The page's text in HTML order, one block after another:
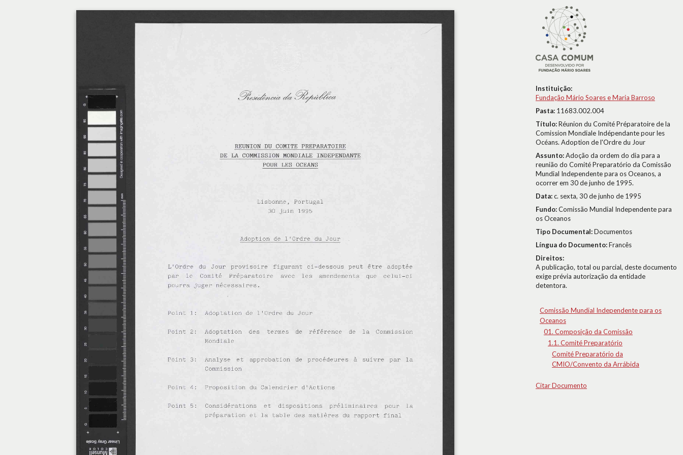
Instituição:
Fundação Mário Soares e Maria Barroso
Pasta: 11683.002.004
Título:Réunion du Comité Préparatoire de la
Comission Mondiale Indépendante pour les
Océans. Adoption de l'Ordre du Jour
Assunto:Adoção da ordem do dia para a
reunião do Comité Preparatório da Comissão
Mundial Independente para os Oceanos, a
ocorrer em 30 de junho de 1995.
Data:c. sexta, 30 de junho de 1995
Fundo:Comissão Mundial Independente para
os Oceanos
Tipo Documental:Documentos
Língua do Documento:Francês
Direitos:
A publicação, total ou parcial, deste documento
exige prévia autorização da entidade
detentora.
Comissão Mundial Independente para os
Oceanos
01. Composição da Comissão
1.1. Comité Preparatório
Comité Preparatório da
CMIO/Convento da Arrábida
Citar Documento